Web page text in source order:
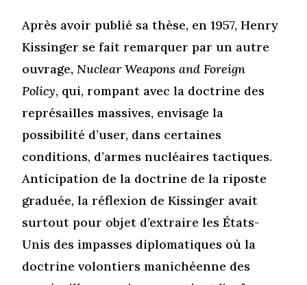
Après avoir publié sa thèse, en 1957, Henry
Kissinger se fait remarquer par un autre
ouvrage,Nuclear Weapons and Foreign
Policy, qui, rompant avec la doctrine des
représailles massives, envisage la
possibilité d’user, dans certaines
conditions, d’armes nucléaires tactiques.
Anticipation de la doctrine de la riposte
graduée, la réflexion de Kissinger avait
surtout pour objet d’extraire les États-
Unis des impasses diplomatiques où la
doctrine volontiers manichéenne des